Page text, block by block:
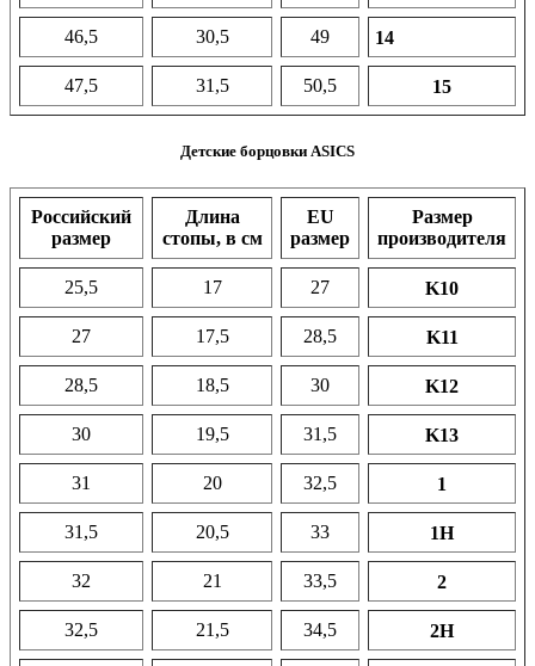
46,5 30,5 49 14
47,5 31,5 50,5 15
Детские борцовки ASICS
Российский
размер
Длина
стопы, в см
EU
размер
Размер
производителя
25,5 17 27 K10
27 17,5 28,5 K11
28,5 18,5 30 K12
30 19,5 31,5 K13
31 20 32,5 1
31,5 20,5 33 1H
32 21 33,5 2
32,5 21,5 34,5 2H